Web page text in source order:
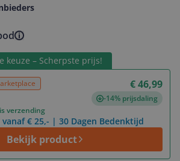
keuze – Scherpste prijs!
€ 46,99
-14% prijsdaling
verzending
€ 25,- | 30 Dagen Bedenktijd
Bekijk product